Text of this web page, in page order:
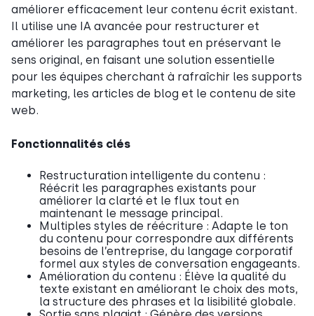
améliorer efficacement leur contenu écrit existant.
Il utilise une IA avancée pour restructurer et
améliorer les paragraphes tout en préservant le
sens original, en faisant une solution essentielle
pour les équipes cherchant à rafraîchir les supports
marketing, les articles de blog et le contenu de site
web.
Fonctionnalités clés
Restructuration intelligente du contenu :
Réécrit les paragraphes existants pour
améliorer la clarté et le flux tout en
maintenant le message principal.
Multiples styles de réécriture : Adapte le ton
du contenu pour correspondre aux différents
besoins de l’entreprise, du langage corporatif
formel aux styles de conversation engageants.
Amélioration du contenu : Élève la qualité du
texte existant en améliorant le choix des mots,
la structure des phrases et la lisibilité globale.